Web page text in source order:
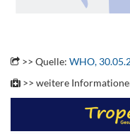
>> Quelle: WHO,
>> weitere